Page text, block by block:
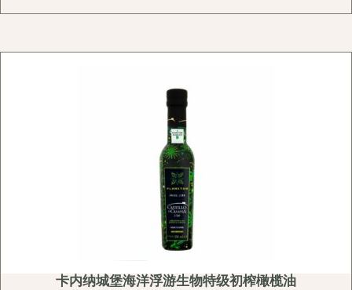
卡内纳城堡海洋浮游生物特级初榨橄榄油